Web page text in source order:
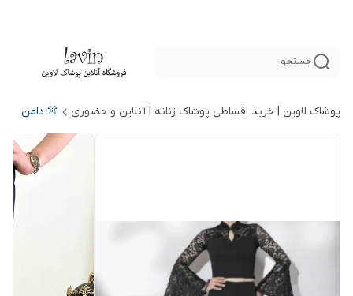
جستجو
پوشاک لاوین | خرید اقساطی پوشاک زنانه | آنلاین و حضوری 👚 دامن